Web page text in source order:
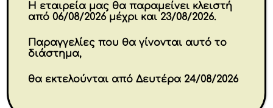
έχει
παραλλαγές.
Οι
επιλογές
Η εταιρεία μας θα παραμείνει κλειστή
από 06/08/2026 μέχρι και 23/08/2026.
Παραγγελίες που θα γίνονται αυτό το
διάστημα,
θα εκτελούνται από Δευτέρα 24/08/2026